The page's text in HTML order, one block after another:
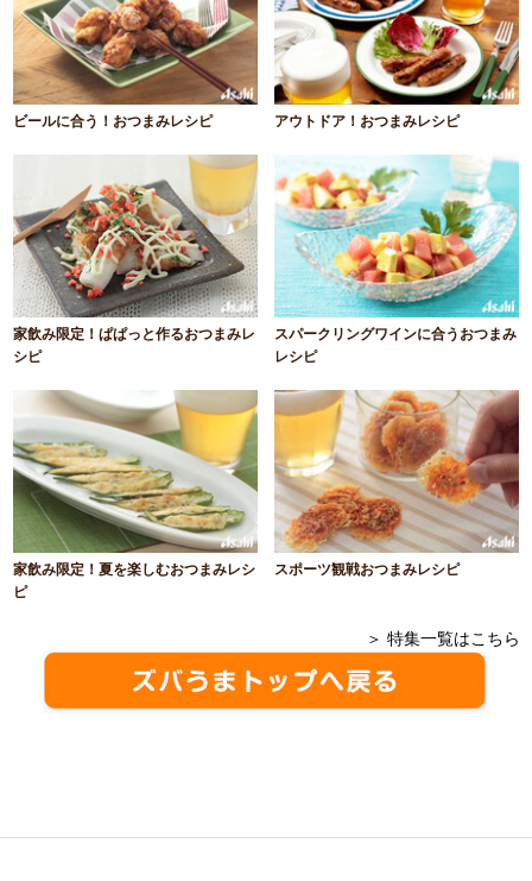
ビールに合う！おつまみレシピ アウトドア！おつまみレシピ
家飲み限定！ぱぱっと作るおつまみレ
シピ
スパークリングワインに合うおつまみ
レシピ
家飲み限定！夏を楽しむおつまみレシ
ピ
スポーツ観戦おつまみレシピ
＞ 特集一覧はこちら